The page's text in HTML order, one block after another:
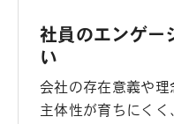
社員のエンゲー
い
会社の存在意義や理
主体性が育ちにくく